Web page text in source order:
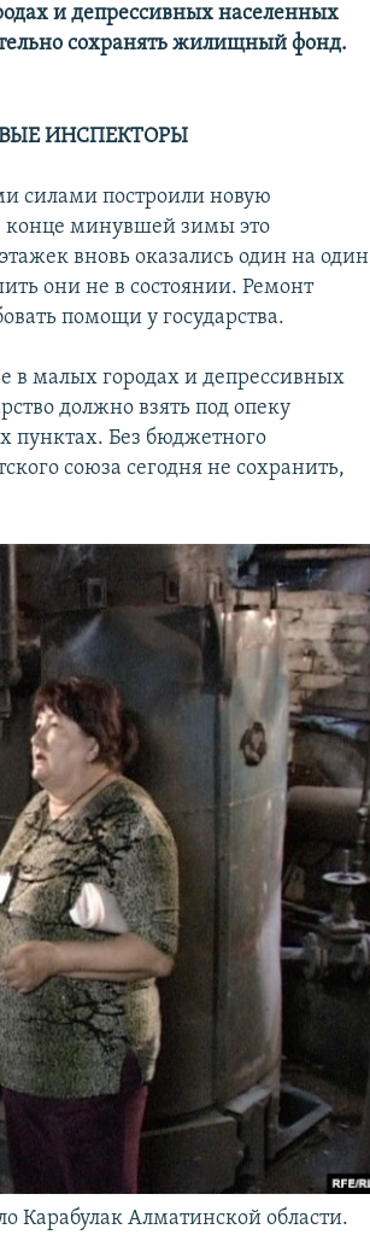
и депрессивных населенных
сохранять жилищный фонд.
ИНСПЕКТОРЫ
силами построили новую
конце минувшей зимы это
вновь оказались один на один
они не в состоянии. Ремонт
помощи у государства.
в малых городах и депрессивных
должно взять под опеку
пунктах. Без бюджетного
союза сегодня не сохранить,
Карабулак Алматинской области.